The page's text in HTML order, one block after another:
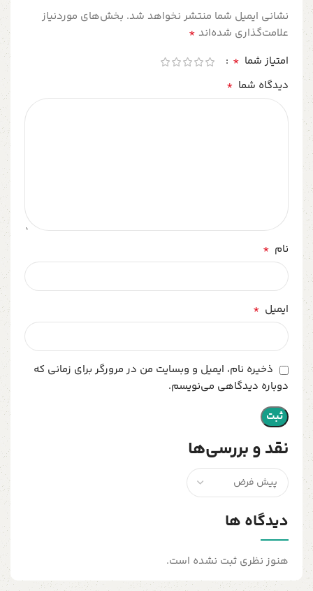
نقد و بررسی‌ها
دیدگاه ها
هنوز نظری ثبت نشده است.
نشانی ایمیل شما منتشر نخواهد شد. بخش‌های موردنیاز
علامت‌گذاری شده‌اند *
امتیاز شما *
دیدگاه شما *
نام *
ایمیل *
ذخیره نام، ایمیل و وبسایت من در مرورگر برای زمانی که
دوباره دیدگاهی می‌نویسم.